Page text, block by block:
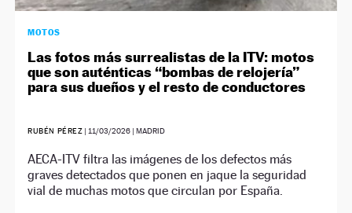
MOTOS
Las fotos más surrealistas de la ITV: motos
que son auténticas “bombas de relojería”
para sus dueños y el resto de conductores
RUBÉN PÉREZ | 11/03/2026 | MADRID
AECA-ITV filtra las imágenes de los defectos más
graves detectados que ponen en jaque la seguridad
vial de muchas motos que circulan por España.